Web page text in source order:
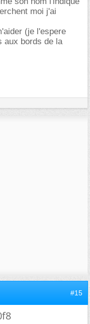
moi j'ai
(je l'espere
aux bords de la
#15